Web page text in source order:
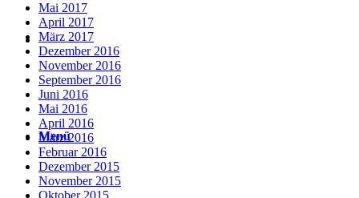
Suche
MenüMenü
Mai 2017
April 2017
März 2017
Dezember 2016
November 2016
September 2016
Juni 2016
Mai 2016
April 2016
März 2016
Februar 2016
Dezember 2015
November 2015